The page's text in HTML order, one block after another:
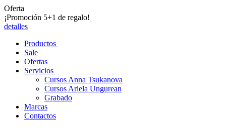
Oferta
¡Promoción 5+1 de regalo!
detalles
Productos
Sale
Ofertas
Servicios
Cursos Anna Tsukanova
Cursos Ariela Ungurean
Grabado
Marcas
Contactos